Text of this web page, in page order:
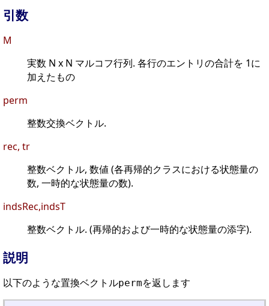
引数
M
実数 N x N マルコフ行列. 各行のエントリの合計を 1に
加えたもの
perm
整数交換ベクトル.
rec, tr
整数ベクトル, 数値 (各再帰的クラスにおける状態量の
数, 一時的な状態量の数).
indsRec,indsT
整数ベクトル. (再帰的および一時的な状態量の添字).
説明
以下のような置換ベクトルpermを返します